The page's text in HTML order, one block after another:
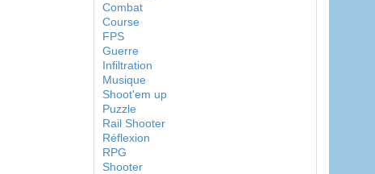
Combat
Course
FPS
Guerre
Infiltration
Musique
Shoot'em up
Puzzle
Rail Shooter
Réflexion
RPG
Shooter